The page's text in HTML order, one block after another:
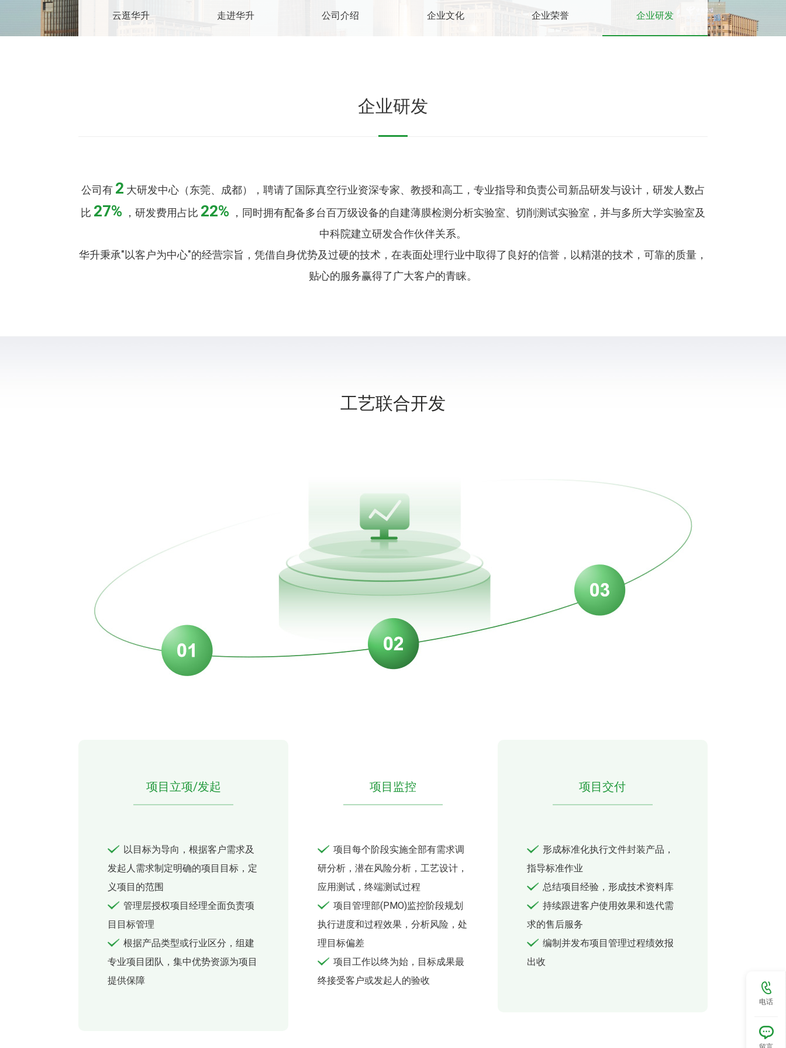
云逛华升 走进华升 公司介绍 企业文化 企业荣誉 企业研发
企业研发
公司有 2 大研发中心（东莞、成都），聘请了国际真空行业资深专家、教授和高工，专业指导和负责公司新品研发与设计，研发人数占
比 27% ，研发费用占比 22% ，同时拥有配备多台百万级设备的自建薄膜检测分析实验室、切削测试实验室，并与多所大学实验室及
中科院建立研发合作伙伴关系。
华升秉承"以客户为中心"的经营宗旨，凭借自身优势及过硬的技术，在表面处理行业中取得了良好的信誉，以精湛的技术，可靠的质量，
贴心的服务赢得了广大客户的青睐。
工艺联合开发
项目立项/发起
以目标为导向，根据客户需求及
发起人需求制定明确的项目目标，定
义项目的范围
管理层授权项目经理全面负责项
目目标管理
根据产品类型或行业区分，组建
专业项目团队，集中优势资源为项目
提供保障
项目监控
项目每个阶段实施全部有需求调
研分析，潜在风险分析，工艺设计，
应用测试，终端测试过程
项目管理部(PMO)监控阶段规划
执行进度和过程效果，分析风险，处
理目标偏差
项目工作以终为始，目标成果最
终接受客户或发起人的验收
项目交付
形成标准化执行文件封装产品，
指导标准作业
总结项目经验，形成技术资料库
持续跟进客户使用效果和迭代需
求的售后服务
编制并发布项目管理过程绩效报
出收
电话